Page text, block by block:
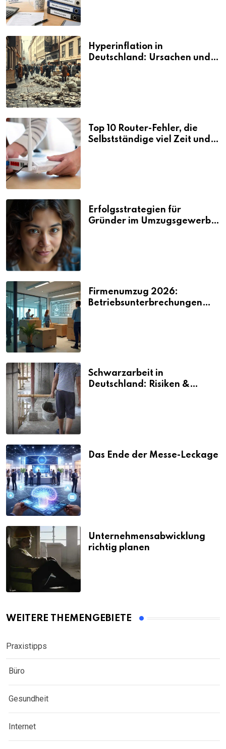
Hyperinflation in
Deutschland: Ursachen und
Top 10 Router-Fehler, die
Selbstständige viel Zeit und
Erfolgsstrategien für
Gründer im Umzugsgewerbe
Firmenumzug 2026:
Betriebsunterbrechungen
Schwarzarbeit in
Deutschland: Risiken &
Das Ende der Messe-Leckage
Unternehmensabwicklung
richtig planen
WEITERE THEMENGEBIETE
Praxistipps
Büro
Gesundheit
Internet